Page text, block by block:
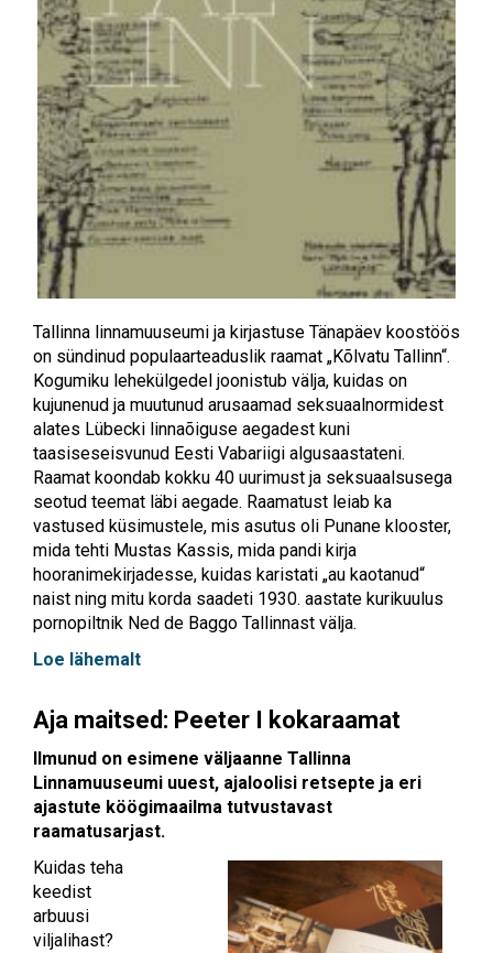
Tallinna linnamuuseumi ja kirjastuse Tänapäev koostöös
on sündinud populaarteaduslik raamat „Kõlvatu Tallinn“.
Kogumiku lehekülgedel joonistub välja, kuidas on
kujunenud ja muutunud arusaamad seksuaalnormidest
alates Lübecki linnaõiguse aegadest kuni
taasiseseisvunud Eesti Vabariigi algusaastateni.
Raamat koondab kokku 40 uurimust ja seksuaalsusega
seotud teemat läbi aegade. Raamatust leiab ka
vastused küsimustele, mis asutus oli Punane klooster,
mida tehti Mustas Kassis, mida pandi kirja
hooranimekirjadesse, kuidas karistati „au kaotanud“
naist ning mitu korda saadeti 1930. aastate kurikuulus
pornopiltnik Ned de Baggo Tallinnast välja.
Loe lähemalt
Aja maitsed: Peeter I kokaraamat
Ilmunud on esimene väljaanne Tallinna
Linnamuuseumi uuest, ajaloolisi retsepte ja eri
ajastute köögimaailma tutvustavast
raamatusarjast.
Kuidas teha
keedist
arbuusi
viljalihast?